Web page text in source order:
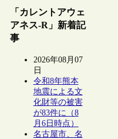
「カレントアウェ
アネス-R」新着記
事
2026年08月07
日
令和8年熊本
地震による文
化財等の被害
が83件に（8
月6日時点）
名古屋市、名